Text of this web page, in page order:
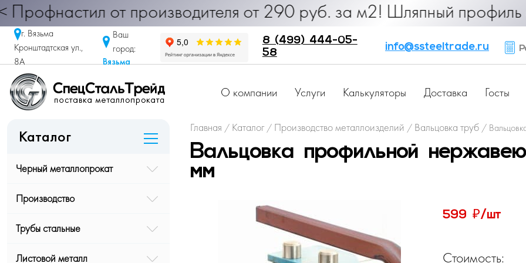
от производителя от 290 руб. за м2! Шляпный профиль от 25
г. Вязьма
Кронштадтская ул.,
8А
Ваш
город:
Вязьма
8 (499) 444-05-
58
info@ssteeltrade.ru
О компании Услуги Калькуляторы Доставка Госты
Каталог
Черный металлопрокат
Производство
Трубы стальные
Листовой металл
Главная / Каталог / Производство металлоизделий / Вальцовка труб /
Вальцовка профильной
мм
599 ₽/шт
Стоимость: